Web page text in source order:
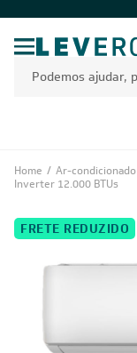
Home / Ar-condicionado
Inverter 12.000 BTUs
FRETE REDUZIDO